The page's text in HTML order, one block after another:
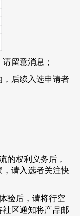
留意消息；
后续入选申请者
的权利义务后，
请入选者关注快
验后，请将行空
社区通知将产品邮